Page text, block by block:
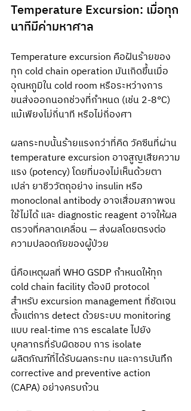
Temperature Excursion: เมื่อทุก
นาทีมีค่ามหาศาล
Temperature excursion คือฝันร้ายของ
ทุก cold chain operation มันเกิดขึ้นเมื่อ
อุณหภูมิใน cold room หรือระหว่างการ
ขนส่งออกนอกช่วงที่กำหนด (เช่น 2-8°C)
แม้เพียงไม่กี่นาที หรือไม่กี่องศา
ผลกระทบนั้นร้ายแรงกว่าที่คิด วัคซีนที่ผ่าน
temperature excursion อาจสูญเสียความ
แรง (potency) โดยที่มองไม่เห็นด้วยตา
เปล่า ยาชีววัตถุอย่าง insulin หรือ
monoclonal antibody อาจเสื่อมสภาพจน
ใช้ไม่ได้ และ diagnostic reagent อาจให้ผล
ตรวจที่คลาดเคลื่อน — ส่งผลโดยตรงต่อ
ความปลอดภัยของผู้ป่วย
นี่คือเหตุผลที่ WHO GSDP กำหนดให้ทุก
cold chain facility ต้องมี protocol
สำหรับ excursion management ที่ชัดเจน
ตั้งแต่การ detect ด้วยระบบ monitoring
แบบ real-time การ escalate ไปยัง
บุคลากรที่รับผิดชอบ การ isolate
ผลิตภัณฑ์ที่ได้รับผลกระทบ และการบันทึก
corrective and preventive action
(CAPA) อย่างครบถ้วน